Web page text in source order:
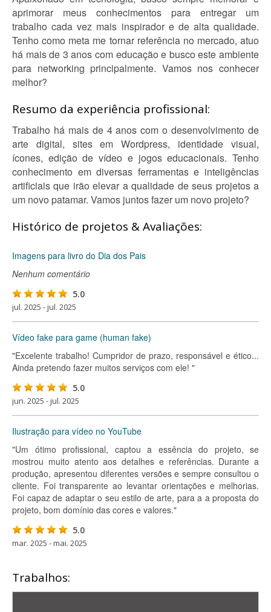
aprimorar meus conhecimentos para entregar um
trabalho cada vez mais inspirador e de alta qualidade.
Tenho como meta me tornar referência no mercado, atuo
há mais de 3 anos com educação e busco este ambiente
para networking principalmente. Vamos nos conhecer
melhor?
Resumo da experiência profissional:
Trabalho há mais de 4 anos com o desenvolvimento de
arte digital, sites em Wordpress, identidade visual,
ícones, edição de vídeo e jogos educacionais. Tenho
conhecimento em diversas ferramentas e inteligências
artificiais que irão elevar a qualidade de seus projetos a
um novo patamar. Vamos juntos fazer um novo projeto?
Histórico de projetos & Avaliações:
Imagens para livro do Dia dos Pais
Nenhum comentário
5.0
jul. 2025 - jul. 2025
Vídeo fake para game (human fake)
"Excelente trabalho! Cumpridor de prazo, responsável e ético...
Ainda pretendo fazer muitos serviços com ele! "
5.0
jun. 2025 - jul. 2025
Ilustração para vídeo no YouTube
"Um ótimo profissional, captou a essência do projeto, se
mostrou muito atento aos detalhes e referências. Durante a
produção, apresentou diferentes versões e sempre consultou o
cliente. Foi transparente ao levantar orientações e melhorias.
Foi capaz de adaptar o seu estilo de arte, para a a proposta do
projeto, bom domínio das cores e valores."
5.0
mar. 2025 - mai. 2025
Trabalhos: